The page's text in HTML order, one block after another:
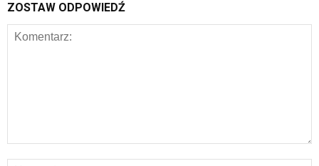
ZOSTAW ODPOWIEDŹ